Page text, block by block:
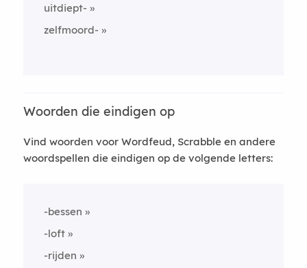
uitdiept-
zelfmoord-
Woorden die eindigen op
Vind woorden voor Wordfeud, Scrabble en andere
woordspellen die eindigen op de volgende letters:
-bessen
-loft
-rijden